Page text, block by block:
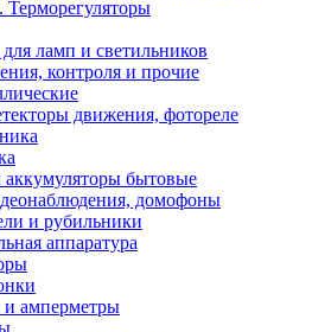
ламп и светильников
контроля и прочие
движения, фотореле
аккумуляторы бытовые
домофоны
и рубильники
аппаратура
и амперметры